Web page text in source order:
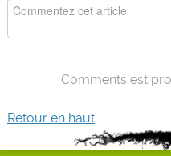
Comments est
Retour en haut